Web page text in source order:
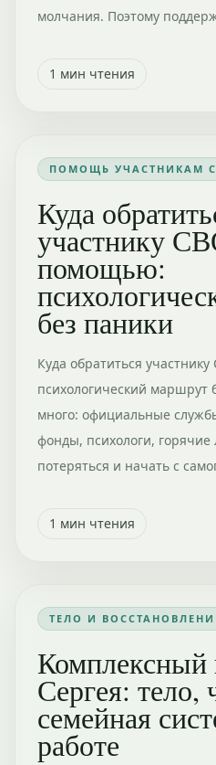
молчания. Поэтому
1 мин чтения
ПОМОЩЬ УЧАСТНИКАМ
Куда
участнику
помощью:
без паники
Куда обратиться
психологический маршрут
много: официальные
фонды, психологи,
потеряться и начать с
1 мин чтения
ТЕЛО И
Комплексный
Сергея: тело,
семейная
работе